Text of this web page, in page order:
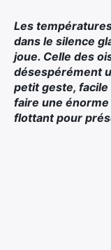
Les
dans le silence
joue. Celle des
désespérément
petit geste,
faire une
flottant pour